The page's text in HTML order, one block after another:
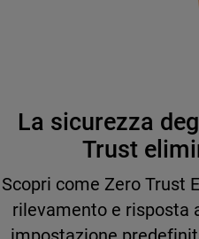
La sicurezza
Trust
Scopri come Zero Trust
rilevamento e risposta